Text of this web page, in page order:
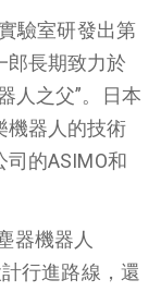
驗室研發出第
郎長期致力於
人之父”。日本
機器人的技術
的ASIMO和
器機器人
行進路線，還